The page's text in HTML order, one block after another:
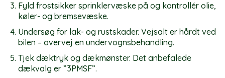
Fyld frostsikker sprinklervæske på og kontrollér olie,
køler- og bremsevæske.
Undersøg for lak- og rustskader. Vejsalt er hårdt ved
bilen – overvej en undervognsbehandling.
Tjek dæktryk og dækmønster. Det anbefalede
dækvalg er ”3PMSF”.